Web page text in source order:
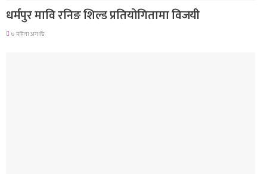
धर्मपुर मावि रनिङ शिल्ड प्रतियोगितामा विजयी
७ महिना अगाडि